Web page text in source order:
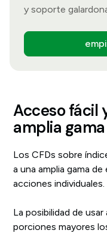
y soporte
Acceso fácil
amplia
Los CFDs sobre
a una amplia gama
acciones individuales.
La posibilidad de
porciones mayores